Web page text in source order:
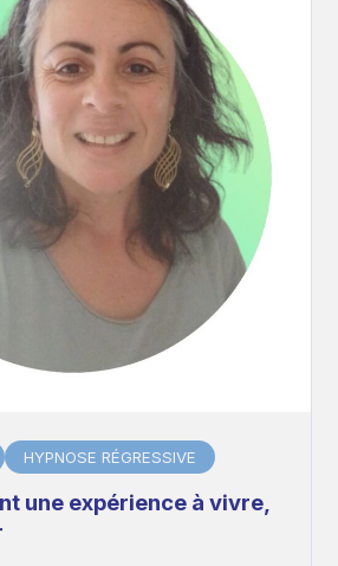
HYPNOSE RÉGRESSIVE
une expérience à vivre,